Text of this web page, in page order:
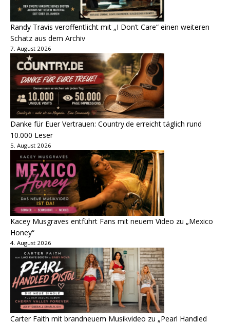
Randy Travis veröffentlicht mit „I Don’t Care“ einen weiteren
Schatz aus dem Archiv
7. August 2026
Danke für Euer Vertrauen: Country.de erreicht täglich rund
10.000 Leser
5. August 2026
Kacey Musgraves entführt Fans mit neuem Video zu „Mexico
Honey“
4. August 2026
Carter Faith mit brandneuem Musikvideo zu „Pearl Handled